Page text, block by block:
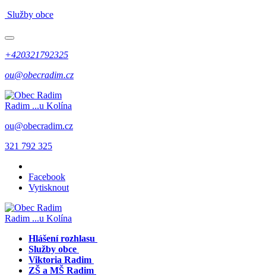
Služby obce
+420321792325
ou@obecradim.cz
Radim ...u Kolína
ou@obecradim.cz
321 792 325
Facebook
Vytisknout
Radim ...u Kolína
Hlášení rozhlasu
Služby obce
Viktoria Radim
ZŠ a MŠ Radim